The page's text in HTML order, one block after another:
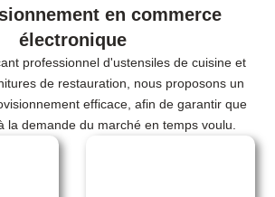
en commerce
électronique
professionnel d'ustensiles de cuisine et
de restauration, nous proposons un
efficace, afin de garantir que
la demande du marché en temps voulu.